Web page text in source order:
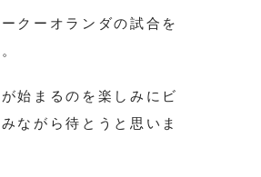
クーオランダの試合を
始まるのを楽しみにビ
ながら待とうと思いま